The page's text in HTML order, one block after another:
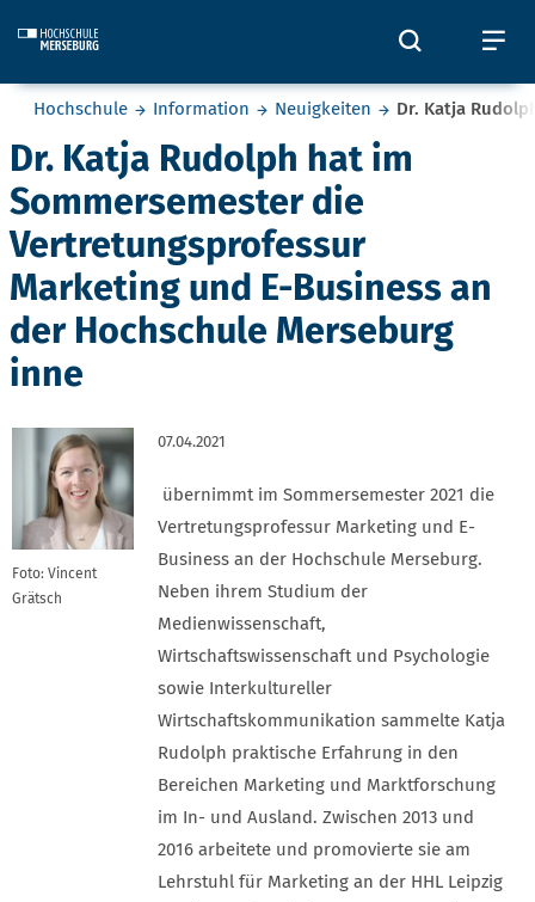
Öffnet
Sie befinden sich hier:
Hochschule Information Neuigkeiten Dr. Katja
Dr. Katja Rudolph hat im
Sommersemester die
Vertretungsprofessur
Marketing und E-Business an
der Hochschule Merseburg
inne
Foto: Vincent
Grätsch
07.04.2021
übernimmt im Sommersemester 2021 die
Vertretungsprofessur Marketing und E-
Business an der Hochschule Merseburg.
Neben ihrem Studium der
Medienwissenschaft,
Wirtschaftswissenschaft und Psychologie
sowie Interkultureller
Wirtschaftskommunikation sammelte Katja
Rudolph praktische Erfahrung in den
Bereichen Marketing und Marktforschung
im In- und Ausland. Zwischen 2013 und
2016 arbeitete und promovierte sie am
Lehrstuhl für Marketing an der HHL Leipzig